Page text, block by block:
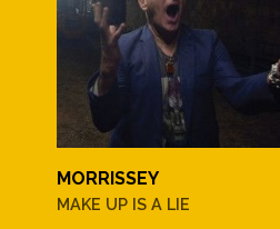
MORRISSEY
MAKE UP IS A LIE